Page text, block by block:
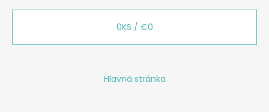
0KS / €0
Hlavná stránka